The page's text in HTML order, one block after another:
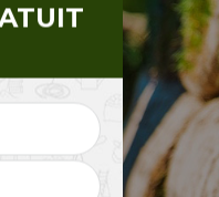
Etêtage 02